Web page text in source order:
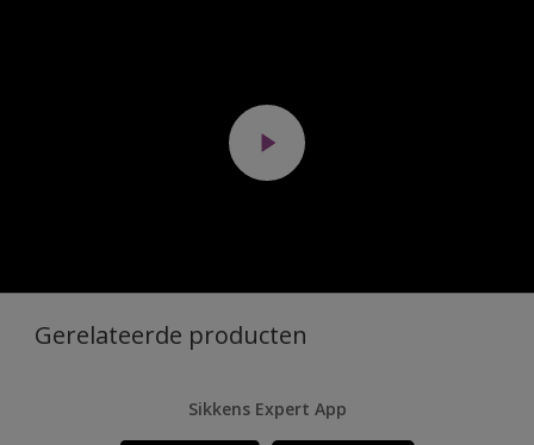
Gerelateerde producten
Sikkens Expert App